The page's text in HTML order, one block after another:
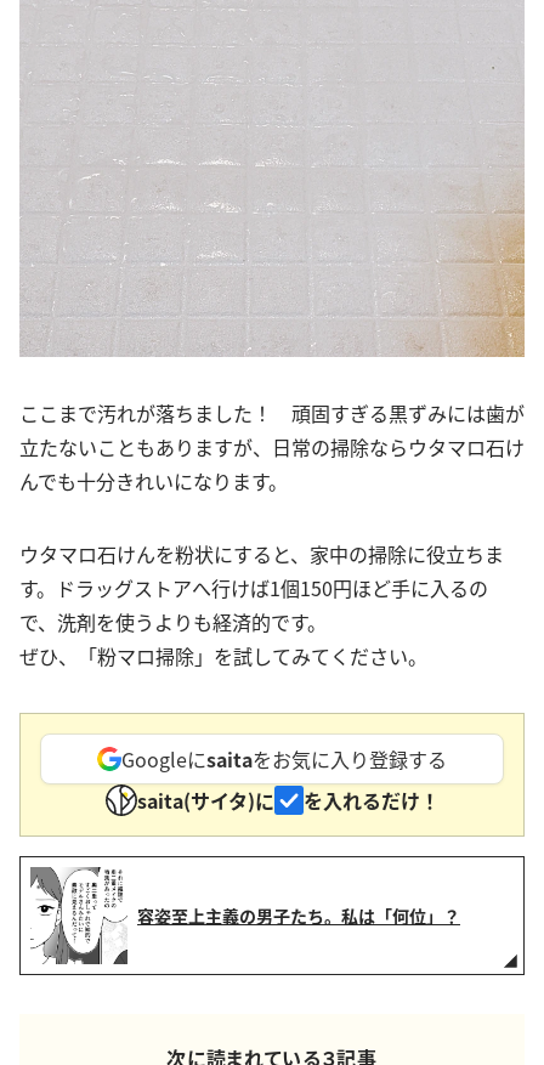
ここまで汚れが落ちました！ 頑固すぎる黒ずみには歯が
立たないこともありますが、日常の掃除ならウタマロ石け
んでも十分きれいになります。
ウタマロ石けんを粉状にすると、家中の掃除に役立ちま
す。ドラッグストアへ行けば1個150円ほど手に入るの
で、洗剤を使うよりも経済的です。
ぜひ、「粉マロ掃除」を試してみてください。
Googleにsaitaをお気に入り登録する
saita(サイタ)に
を入れるだけ！
容姿至上主義の男子たち。私は「何位」？
次に読まれている３記事